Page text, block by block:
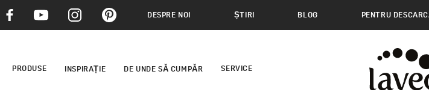
DESPRE NOI ȘTIRI BLOG PENTRU
PRODUSE INSPIRAȚIE DE UNDE SĂ CUMPĂR SERVICE